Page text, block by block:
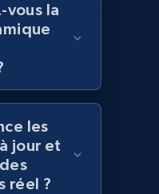
Commencer
- Collects
URL
Initial
count, and
vous la
les
jour et
réel ?